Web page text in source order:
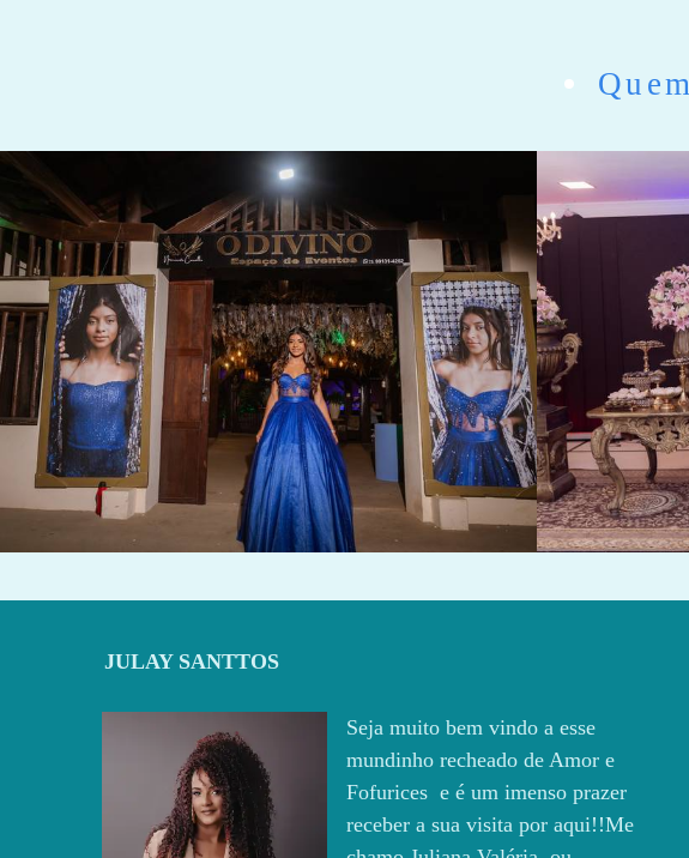
227 0
JULAY SANTTOS
Seja muito bem vindo a esse
mundinho recheado de Amor e
Fofurices e é um imenso prazer
receber a sua visita por aqui!!Me